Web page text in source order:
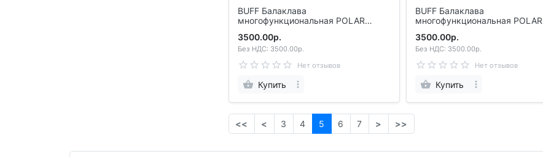
BUFF Балаклава
многофункциональная POLAR
3500.00р.
Без НДС: 3500.00р.
Нет отзывов
Купить
BUFF Балаклава
многофункциональная POLAR
3500.00р.
Без НДС: 3500.00р.
Нет отзывов
Купить
<< < 3 4 5 6 7 > >>